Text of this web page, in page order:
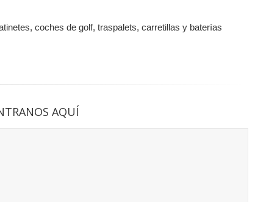
coches de golf, traspalets, carretillas y baterías
AQUÍ